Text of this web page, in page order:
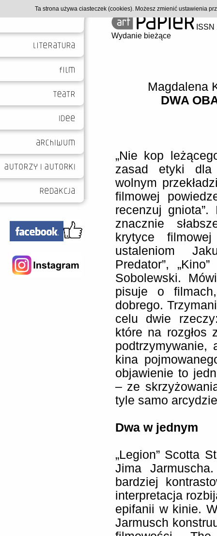
Wydanie bieżące
Magdalena
DWA
„Nie kop
zasad etyki dla
wolnym
filmowej
recenzuj
znacznie
krytyce
ustaleniom
Predator”,
Sobolewski.
pisuje o
dobrego.
celu dwie
które na rozgłos
podtrzymywanie,
kina
objawienie to
– ze
tyle samo
Dwa w jednym
„Legion” Scotta
Jima
bardziej
interpretacja
epifanii w kinie.
Jarmusch
Ta strona używa ciasteczek (cookies). Możesz zmienić ustawienia